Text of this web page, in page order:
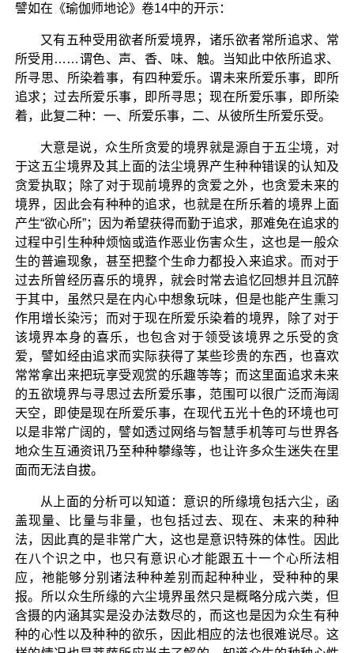
譬如在《瑜伽师地论》卷14中的开示：
又有五种受用欲者所爱境界，诸乐欲者常所追求、常
所受用……谓色、声、香、味、触。当知此中依所追求、
所寻思、所染着事，有四种爱乐。谓未来所爱乐事，即所
追求；过去所爱乐事，即所寻思；现在所爱乐事，即所染
着，此复二种：一、所爱乐事，二、从彼所生所爱乐受。
大意是说，众生所贪爱的境界就是源自于五尘境，对
于这五尘境界及其上面的法尘境界产生种种错误的认知及
贪爱执取；除了对于现前境界的贪爱之外，也贪爱未来的
境界，因此会有种种的追求，也就是在所乐着的境界上面
产生“欲心所”；因为希望获得而勤于追求，那难免在追求的
过程中引生种种烦恼或造作恶业伤害众生，这也是一般众
生的普遍现象，甚至把整个生命力都投入来追求。而对于
过去所曾经历喜乐的境界，就会时常去追忆回想并且沉醉
于其中，虽然只是在内心中想象玩味，但是也能产生熏习
作用增长染污；而对于现在所爱乐染着的境界，除了对于
该境界本身的喜乐，也包含对于领受该境界之乐受的贪
爱，譬如经由追求而实际获得了某些珍贵的东西，也喜欢
常常拿出来把玩享受观赏的乐趣等等；而这里面追求未来
的五欲境界与寻思过去所爱乐事，范围可以很广泛而海阔
天空，即使是现在所爱乐事，在现代五光十色的环境也可
以是非常广阔的，譬如透过网络与智慧手机等可与世界各
地众生互通资讯乃至种种攀缘等，也让许多众生迷失在里
面而无法自拔。
从上面的分析可以知道：意识的所缘境包括六尘，函
盖现量、比量与非量，也包括过去、现在、未来的种种
法，因此真的是非常广大，这也是意识特殊的体性。因此
在八个识之中，也只有意识心才能跟五十一个心所法相
应，祂能够分别诸法种种差别而起种种业，受种种的果
报。所以众生所缘的六尘境界虽然只是概略分成六类，但
含摄的内涵其实是没办法数尽的，而这也是因为众生有种
种的心性以及种种的欲乐，因此相应的法也很难说尽。这